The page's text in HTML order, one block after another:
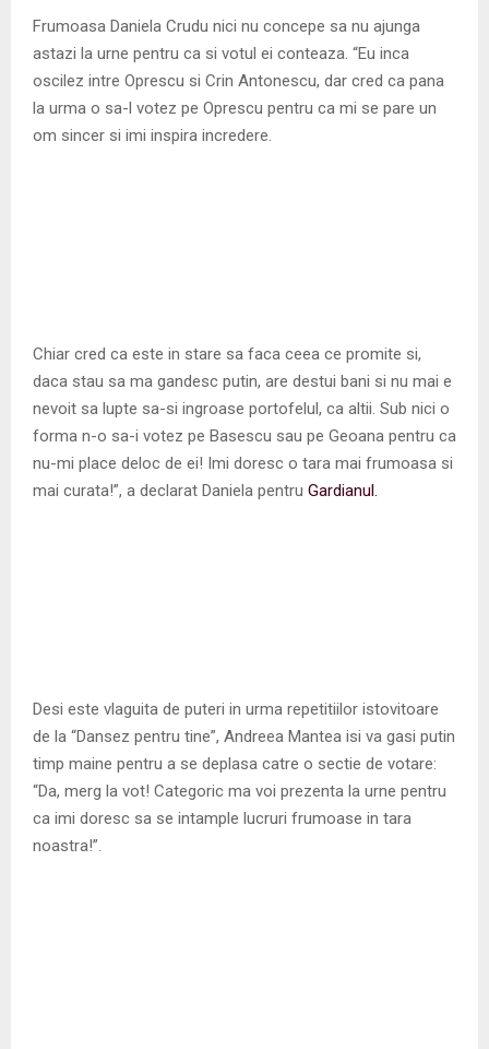
E
N
Frumoasa Daniela Crudu nici nu concepe sa nu ajunga
astazi la urne pentru ca si votul ei conteaza. “Eu inca
oscilez intre Oprescu si Crin Antonescu, dar cred ca pana
la urma o sa-l votez pe Oprescu pentru ca mi se pare un
om sincer si imi inspira incredere.
Chiar cred ca este in stare sa faca ceea ce promite si,
daca stau sa ma gandesc putin, are destui bani si nu mai e
nevoit sa lupte sa-si ingroase portofelul, ca altii. Sub nici o
forma n-o sa-i votez pe Basescu sau pe Geoana pentru ca
nu-mi place deloc de ei! Imi doresc o tara mai frumoasa si
mai curata!”, a declarat Daniela pentru Gardianul.
Desi este vlaguita de puteri in urma repetitiilor istovitoare
de la “Dansez pentru tine”, Andreea Mantea isi va gasi putin
timp maine pentru a se deplasa catre o sectie de votare:
“Da, merg la vot! Categoric ma voi prezenta la urne pentru
ca imi doresc sa se intample lucruri frumoase in tara
noastra!”.